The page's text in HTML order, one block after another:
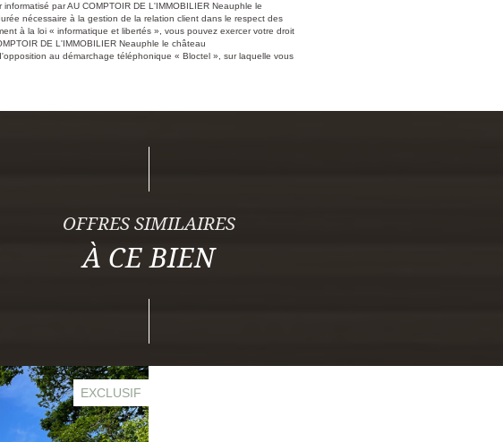
par AU COMPTOIR DE L'IMMOBILIER Neauphle le
nécessaire à la gestion de la relation client dans le respect des
à la loi « informatique et libertés », vous pouvez exercer votre droit
DE L'IMMOBILIER Neauphle le château
au démarchage téléphonique « Bloctel », sur laquelle vous
OFFRES SIMILAIRES
À CE BIEN
EXCLUSIF